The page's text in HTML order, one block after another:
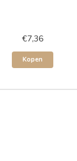
€7,36
Kopen